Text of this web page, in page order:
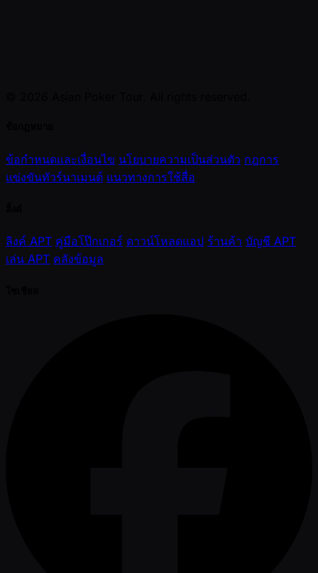
ข้อกำหนดและเงื่อนไข นโยบายความเป็นส่วนตัว กฎการ
แข่งขันทัวร์นาเมนต์ แนวทางการใช้สื่อ
ลิงค์ APT คู่มือโป๊กเกอร์ ดาวน์โหลดแอป ร้านค้า บัญชี APT
เล่น APT คลังข้อมูล